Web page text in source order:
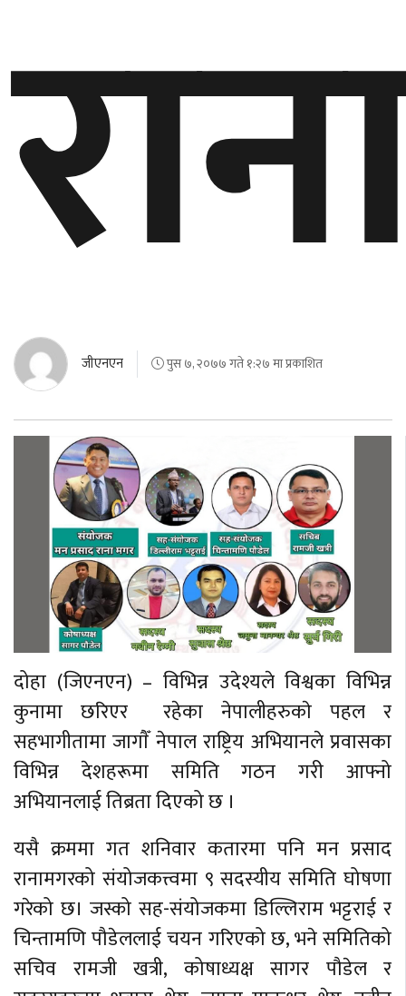
जीएनएन पुस ७, २०७७ गते १:२७ मा प्रकाशित
दोहा (जिएनएन) – विभिन्न उदेश्यले विश्वका विभिन्न
कुनामा छरिएर रहेका नेपालीहरुकाे पहल र
सहभागीतामा जागाैँ नेपाल राष्ट्रिय अभियानले प्रवासका
विभिन्न देशहरूमा समिति गठन गरी आफ्नो
अभियानलाई तिब्रता दिएको छ ।
यसै क्रममा गत शनिवार कतारमा पनि मन प्रसाद
रानामगरको संयोजकत्त्वमा ९ सदस्यीय समिति घोषणा
गरेको छ। जस्को सह-संयोजकमा डिल्लिराम भट्टराई र
चिन्तामणि पौडेललाई चयन गरिएको छ, भने समितिको
सचिव रामजी खत्री, कोषाध्यक्ष सागर पौडेल र